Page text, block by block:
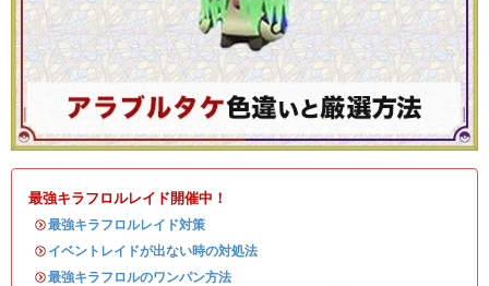
最強キラフロルレイド開催中！
・最強キラフロルレイド対策
・ イベントレイドが出ない時の対処法
・最強キラフロルのワンパン方法